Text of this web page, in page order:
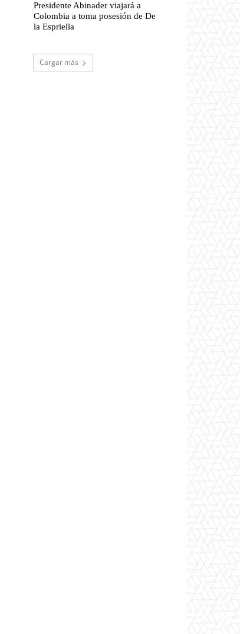
Presidente Abinader viajará a
Colombia a toma posesión de De
la Espriella
Cargar más